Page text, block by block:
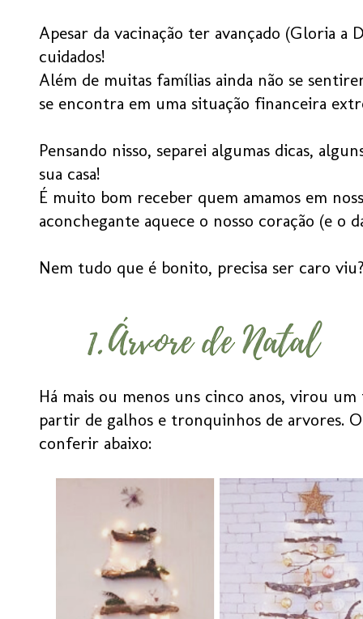
Apesar da vacinação ter avançado (Gloria a
cuidados!
Além de muitas famílias ainda não se
se encontra em uma situação financeira
Pensando nisso, separei algumas dicas,
sua casa!
É muito bom receber quem amamos em
aconchegante aquece o nosso coração (e o
Nem tudo que é bonito, precisa ser caro
Há mais ou menos uns cinco anos, virou
partir de galhos e tronquinhos de arvores.
conferir abaixo: